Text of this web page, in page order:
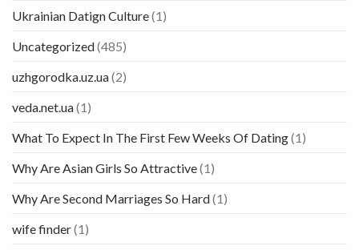
Ukrainian Datign Culture(1)
Uncategorized(485)
uzhgorodka.uz.ua(2)
veda.net.ua(1)
What To Expect In The First Few Weeks Of Dating(1)
Why Are Asian Girls So Attractive(1)
Why Are Second Marriages So Hard(1)
wife finder(1)